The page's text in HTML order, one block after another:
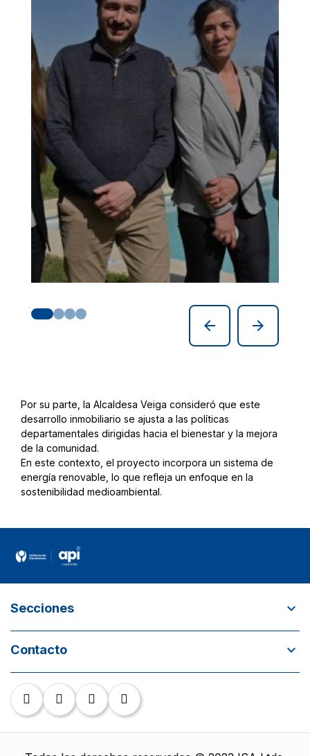
arrow_back arrow_forward
Por su parte, la Alcaldesa Veiga consideró que este
desarrollo inmobiliario se ajusta a las políticas
departamentales dirigidas hacia el bienestar y la mejora
de la comunidad.
En este contexto, el proyecto incorpora un sistema de
energía renovable, lo que refleja un enfoque en la
sostenibilidad medioambiental.
Secciones expand_more
Objetivo de empleo
Contacto
expand_more
call
email api@imcanelones.gub.uy